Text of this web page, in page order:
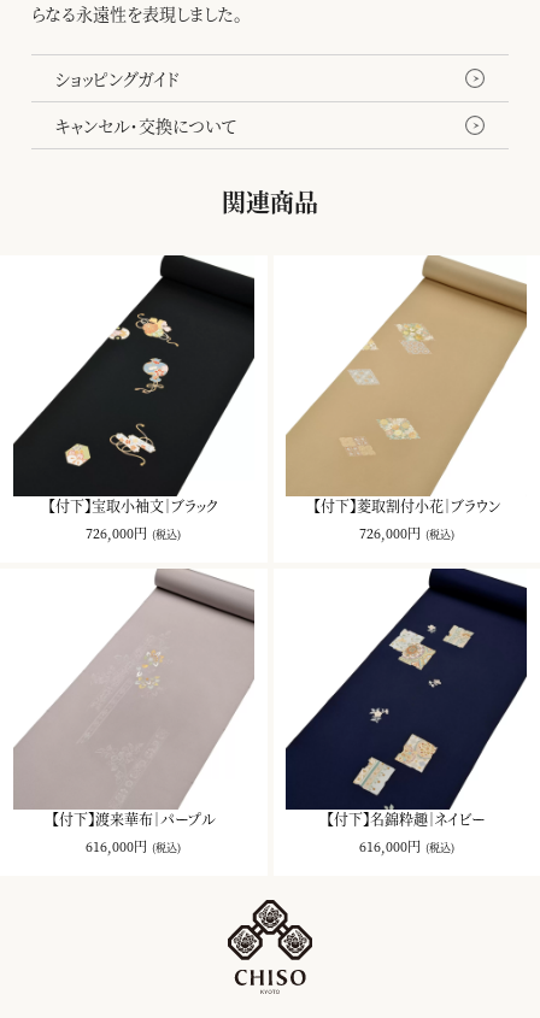
らなる永遠性を表現しました。
ショッピングガイド
キャンセル・交換について
関連商品
【付下】宝取小袖文｜ブラック
726,000円 (税込)
【付下】菱取割付小花｜ブラウン
726,000円 (税込)
【付下】渡来華布｜パープル
616,000円 (税込)
【付下】名錦粋趣｜ネイビー
616,000円 (税込)